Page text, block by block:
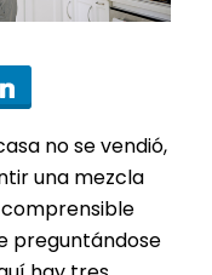
no se vendió,
una mezcla
preguntándose